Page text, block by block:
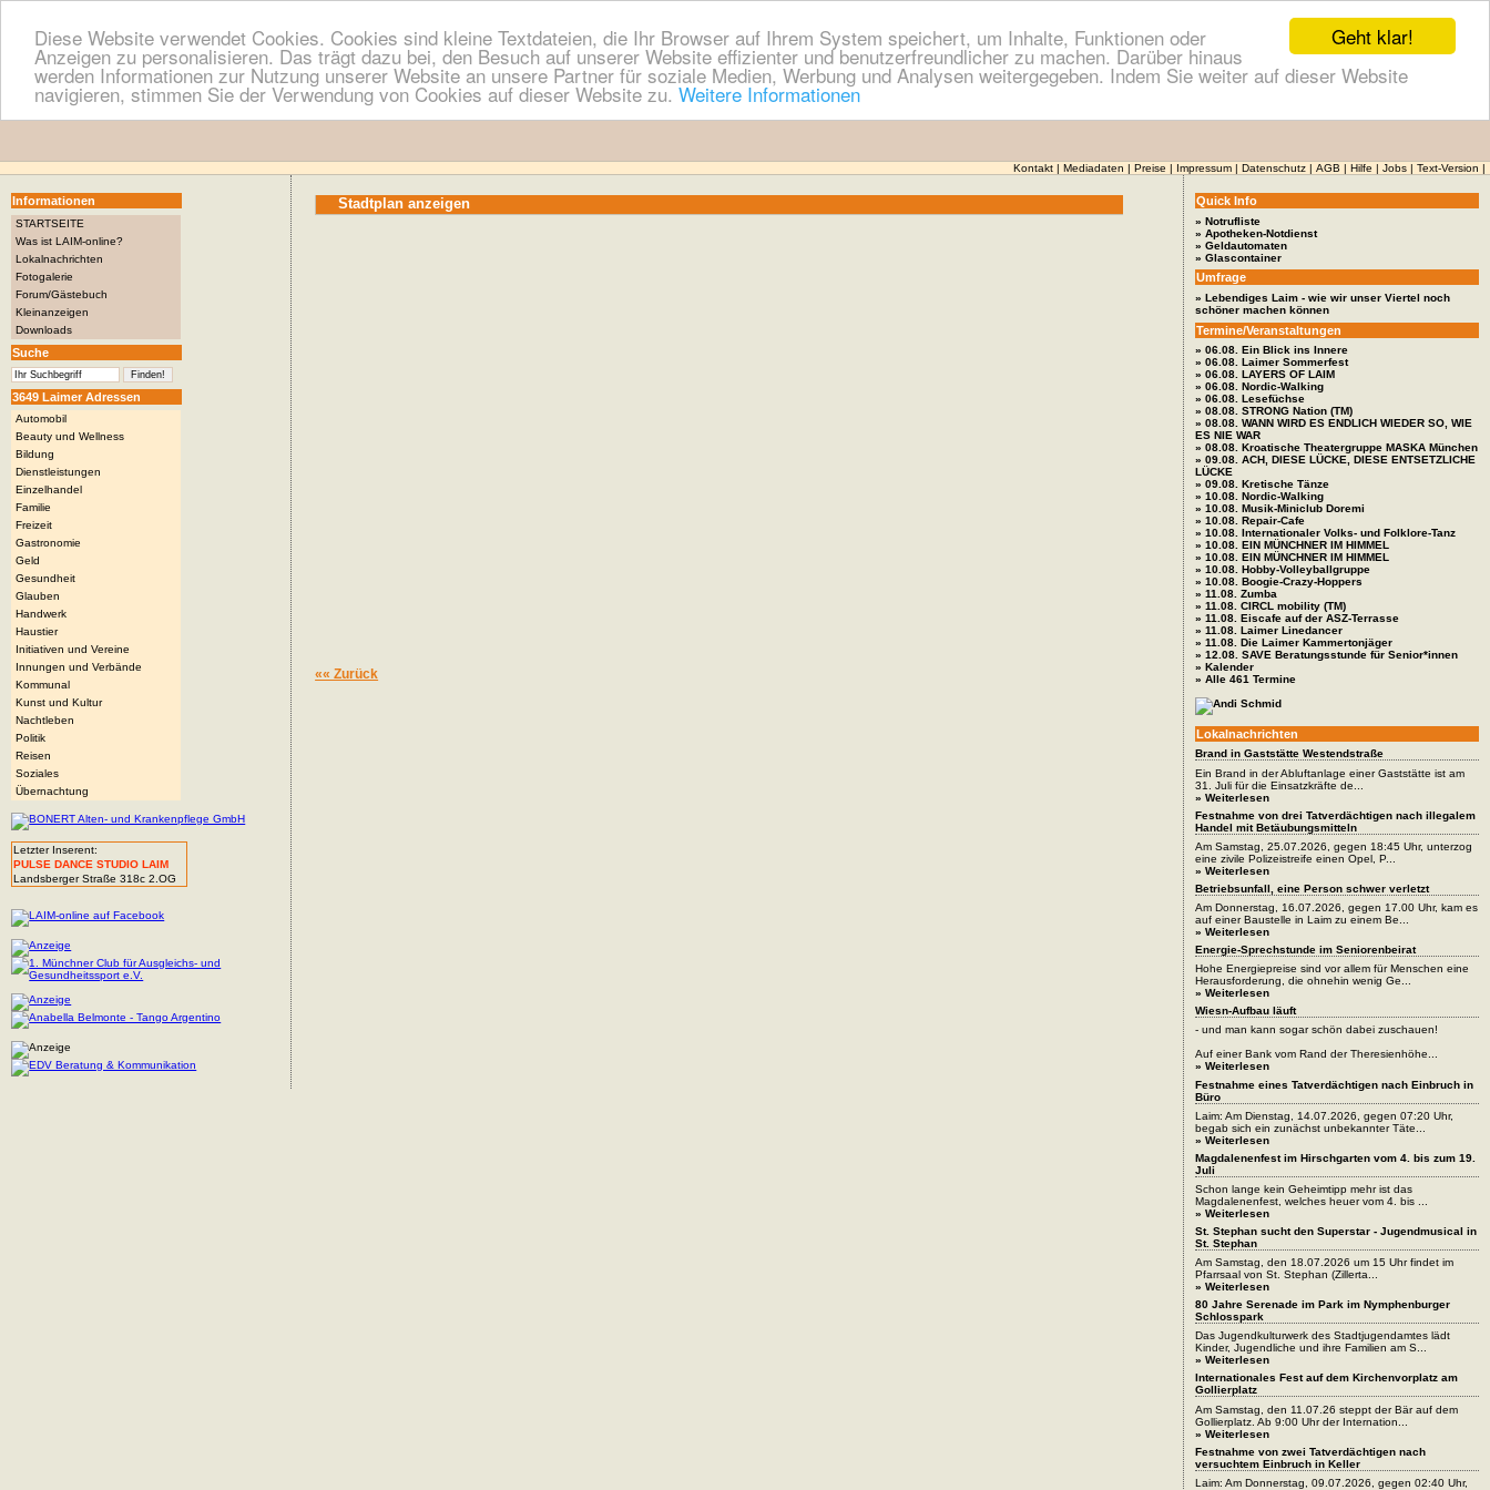
Geht klar!
Diese Website verwendet Cookies. Cookies sind kleine Textdateien, die Ihr Browser auf Ihrem System speichert, um Inhalte, Funktionen oder
Anzeigen zu personalisieren. Das trägt dazu bei, den Besuch auf unserer Website effizienter und benutzerfreundlicher zu machen. Darüber hinaus
werden Informationen zur Nutzung unserer Website an unsere Partner für soziale Medien, Werbung und Analysen weitergegeben. Indem Sie weiter auf dieser Website
navigieren, stimmen Sie der Verwendung von Cookies auf dieser Website zu. Weitere Informationen
Kontakt Mediadaten Preise Impressum Datenschutz AGB Hilfe Jobs Text-Version
Informationen
STARTSEITE
Was ist LAIM-online?
Lokalnachrichten
Fotogalerie
Forum/Gästebuch
Kleinanzeigen
Downloads
Suche
3649 Laimer Adressen
Automobil
Beauty und Wellness
Bildung
Dienstleistungen
Einzelhandel
Familie
Freizeit
Gastronomie
Geld
Gesundheit
Glauben
Handwerk
Haustier
Initiativen und Vereine
Innungen und Verbände
Kommunal
Kunst und Kultur
Nachtleben
Politik
Reisen
Soziales
Übernachtung
Letzter Inserent:
PULSE DANCE STUDIO LAIM
Landsberger Straße 318c 2.OG
Stadtplan anzeigen
«« Zurück
Quick Info
» Notrufliste
» Apotheken-Notdienst
» Geldautomaten
» Glascontainer
Umfrage
» Lebendiges Laim - wie wir unser Viertel noch
schöner machen können
Termine/Veranstaltungen
» 06.08. Ein Blick ins Innere
» 06.08. Laimer Sommerfest
» 06.08. LAYERS OF LAIM
» 06.08. Nordic-Walking
» 06.08. Lesefüchse
» 08.08. STRONG Nation (TM)
» 08.08. WANN WIRD ES ENDLICH WIEDER SO, WIE
ES NIE WAR
» 08.08. Kroatische Theatergruppe MASKA München
» 09.08. ACH, DIESE LÜCKE, DIESE ENTSETZLICHE
LÜCKE
» 09.08. Kretische Tänze
» 10.08. Nordic-Walking
» 10.08. Musik-Miniclub Doremi
» 10.08. Repair-Cafe
» 10.08. Internationaler Volks- und Folklore-Tanz
» 10.08. EIN MÜNCHNER IM HIMMEL
» 10.08. EIN MÜNCHNER IM HIMMEL
» 10.08. Hobby-Volleyballgruppe
» 10.08. Boogie-Crazy-Hoppers
» 11.08. Zumba
» 11.08. CIRCL mobility (TM)
» 11.08. Eiscafe auf der ASZ-Terrasse
» 11.08. Laimer Linedancer
» 11.08. Die Laimer Kammertonjäger
» 12.08. SAVE Beratungsstunde für Senior*innen
» Kalender
» Alle 461 Termine
Lokalnachrichten
Brand in Gaststätte Westendstraße
Ein Brand in der Abluftanlage einer Gaststätte ist am
31. Juli für die Einsatzkräfte de...
» Weiterlesen
Festnahme von drei Tatverdächtigen nach illegalem
Handel mit Betäubungsmitteln
Am Samstag, 25.07.2026, gegen 18:45 Uhr, unterzog
eine zivile Polizeistreife einen Opel, P...
» Weiterlesen
Betriebsunfall, eine Person schwer verletzt
Am Donnerstag, 16.07.2026, gegen 17.00 Uhr, kam es
auf einer Baustelle in Laim zu einem Be...
» Weiterlesen
Energie-Sprechstunde im Seniorenbeirat
Hohe Energiepreise sind vor allem für Menschen eine
Herausforderung, die ohnehin wenig Ge...
» Weiterlesen
Wiesn-Aufbau läuft
- und man kann sogar schön dabei zuschauen!
Auf einer Bank vom Rand der Theresienhöhe...
» Weiterlesen
Festnahme eines Tatverdächtigen nach Einbruch in
Büro
Laim: Am Dienstag, 14.07.2026, gegen 07:20 Uhr,
begab sich ein zunächst unbekannter Täte...
» Weiterlesen
Magdalenenfest im Hirschgarten vom 4. bis zum 19.
Juli
Schon lange kein Geheimtipp mehr ist das
Magdalenenfest, welches heuer vom 4. bis ...
» Weiterlesen
St. Stephan sucht den Superstar - Jugendmusical in
St. Stephan
Am Samstag, den 18.07.2026 um 15 Uhr findet im
Pfarrsaal von St. Stephan (Zillerta...
» Weiterlesen
80 Jahre Serenade im Park im Nymphenburger
Schlosspark
Das Jugendkulturwerk des Stadtjugendamtes lädt
Kinder, Jugendliche und ihre Familien am S...
» Weiterlesen
Internationales Fest auf dem Kirchenvorplatz am
Gollierplatz
Am Samstag, den 11.07.26 steppt der Bär auf dem
Gollierplatz. Ab 9:00 Uhr der Internation...
» Weiterlesen
Festnahme von zwei Tatverdächtigen nach
versuchtem Einbruch in Keller
Laim: Am Donnerstag, 09.07.2026, gegen 02:40 Uhr,